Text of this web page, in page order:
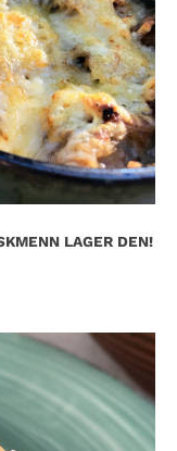
LAGER DEN!